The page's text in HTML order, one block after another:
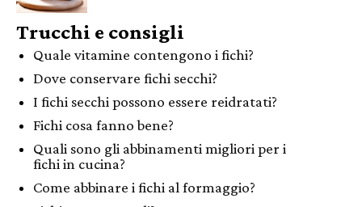
Trucchi e consigli
Quale vitamine contengono i fichi?
Dove conservare fichi secchi?
I fichi secchi possono essere reidratati?
Fichi cosa fanno bene?
Quali sono gli abbinamenti migliori per i
fichi in cucina?
Come abbinare i fichi al formaggio?